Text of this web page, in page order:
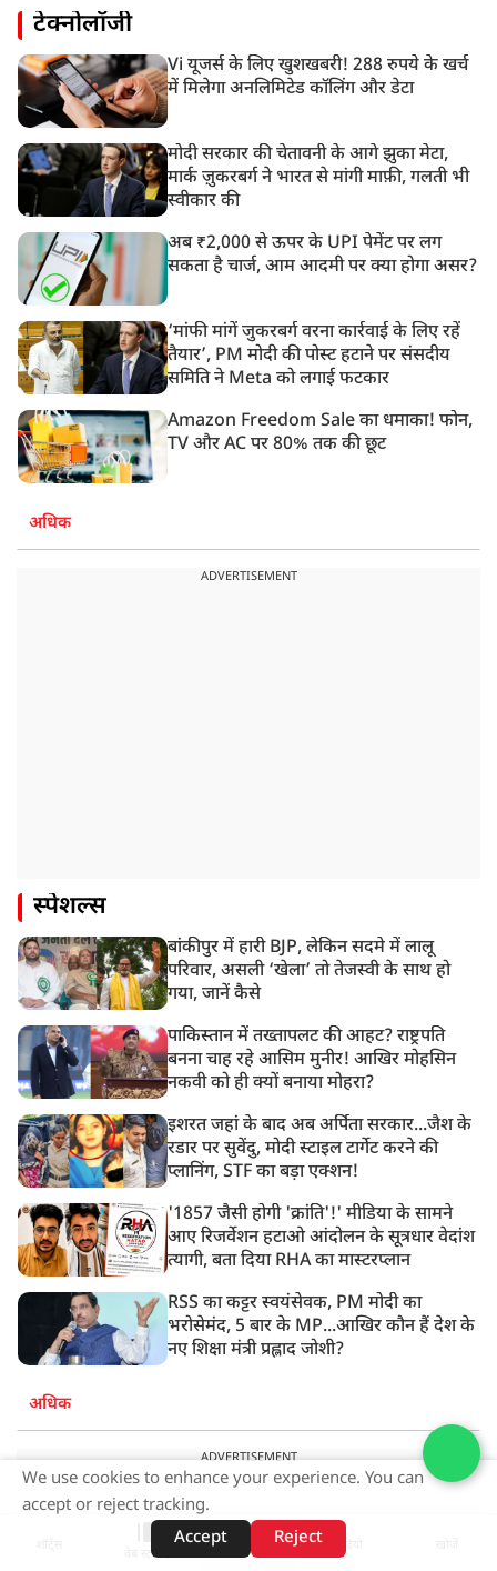
टेक्नोलॉजी
Vi यूजर्स के लिए खुशखबरी! 288 रुपये के खर्च
में मिलेगा अनलिमिटेड कॉलिंग और डेटा
मोदी सरकार की चेतावनी के आगे झुका मेटा,
मार्क ज़ुकरबर्ग ने भारत से मांगी माफ़ी, गलती भी
स्वीकार की
अब ₹2,000 से ऊपर के UPI पेमेंट पर लग
सकता है चार्ज, आम आदमी पर क्या होगा असर?
‘मांफी मांगें जुकरबर्ग वरना कार्रवाई के लिए रहें
तैयार’, PM मोदी की पोस्ट हटाने पर संसदीय
समिति ने Meta को लगाई फटकार
Amazon Freedom Sale का धमाका! फोन,
TV और AC पर 80% तक की छूट
अधिक
ADVERTISEMENT
स्पेशल्स
बांकीपुर में हारी BJP, लेकिन सदमे में लालू
परिवार, असली ‘खेला’ तो तेजस्वी के साथ हो
गया, जानें कैसे
पाकिस्तान में तख्तापलट की आहट? राष्ट्रपति
बनना चाह रहे आसिम मुनीर! आखिर मोहसिन
नकवी को ही क्यों बनाया मोहरा?
इशरत जहां के बाद अब अर्पिता सरकार...जैश के
रडार पर सुवेंदु, मोदी स्टाइल टार्गेट करने की
प्लानिंग, STF का बड़ा एक्शन!
'1857 जैसी होगी 'क्रांति'!' मीडिया के सामने
आए रिजर्वेशन हटाओ आंदोलन के सूत्रधार वेदांश
त्यागी, बता दिया RHA का मास्टरप्लान
RSS का कट्टर स्वयंसेवक, PM मोदी का
भरोसेमंद, 5 बार के MP...आखिर कौन हैं देश के
नए शिक्षा मंत्री प्रह्लाद जोशी?
अधिक
ADVERTISEMENT
वेब स्टोरीज़
We use cookies to enhance your experience. You can
accept or reject tracking.
Accept
Reject